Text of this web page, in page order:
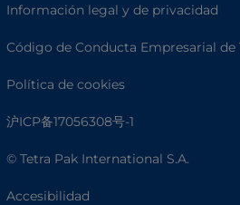
Información legal y de privacidad
Código de Conducta Empresarial de
Política de cookies
沪ICP备17056308号-1
© Tetra Pak International S.A.
Accesibilidad